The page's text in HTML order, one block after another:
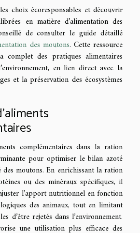
choix écoresponsables et découvrir
en matière d’alimentation des
de consulter le guide détaillé
des moutons. Cette ressource
complet des pratiques alimentaires
en lien direct avec la
et la préservation des écosystèmes
complémentaires dans la ration
pour optimiser le bilan azoté
moutons. En enrichissant la ration
ou des minéraux spécifiques, il
l’apport nutritionnel en fonction
des animaux, tout en limitant
d’être rejetés dans l’environnement.
une utilisation plus efficace des